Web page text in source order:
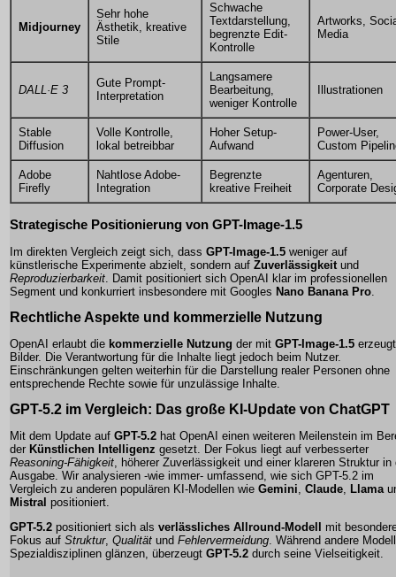
Midjourney
Sehr hohe
Ästhetik, kreative
Stile
Schwache
Textdarstellung,
begrenzte Edit-
Kontrolle
Artworks,
Media
DALL·E 3
Gute Prompt-
Interpretation
Langsamere
Bearbeitung,
weniger Kontrolle
Illustrationen
Stable
Diffusion
Volle Kontrolle,
lokal betreibbar
Hoher Setup-
Aufwand
Power-User,
Custom
Adobe
Firefly
Nahtlose Adobe-
Integration
Begrenzte
kreative Freiheit
Agenturen,
Corporate
Strategische Positionierung von GPT-Image-1.5
Im direkten Vergleich zeigt sich, dass GPT-Image-1.5 weniger auf
künstlerische Experimente abzielt, sondern auf Zuverlässigkeitund
Reproduzierbarkeit. Damit positioniert sich OpenAI klar im professionellen
Segment und konkurriert insbesondere mit Googles Nano Banana Pro.
Rechtliche Aspekte und kommerzielle Nutzung
OpenAI erlaubt die kommerzielle Nutzung der mit GPT-Image-1.5
Bilder. Die Verantwortung für die Inhalte liegt jedoch beim Nutzer.
Einschränkungen gelten weiterhin für die Darstellung realer Personen ohne
entsprechende Rechte sowie für unzulässige Inhalte.
GPT-5.2 im Vergleich: Das große KI-Update von ChatGPT
Mit dem Update auf GPT-5.2 hat OpenAI einen weiteren Meilenstein im
der Künstlichen Intelligenz gesetzt. Der Fokus liegt auf verbesserter
Reasoning-Fähigkeit, höherer Zuverlässigkeit und einer klareren Struktur in
Ausgabe. Wir analysieren -wie immer- umfassend, wie sich GPT-5.2 im
Vergleich zu anderen populären KI-Modellen wie Gemini, Claude, Llama
Mistral positioniert.
GPT-5.2 positioniert sich als verlässliches Allround-Modell
mit
Fokus auf Struktur, Qualität und Fehlervermeidung. Während andere
Spezialdisziplinen glänzen, überzeugt GPT-5.2 durch seine Vielseitigkeit.